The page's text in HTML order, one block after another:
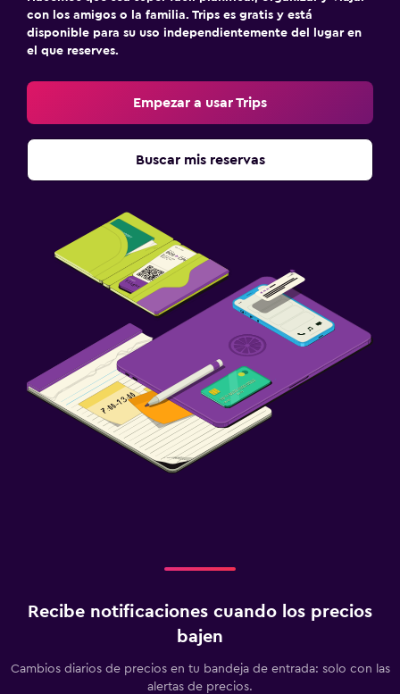
con los amigos o la familia. Trips es gratis y está
disponible para su uso independientemente del lugar en
el que reserves.
Empezar a usar Trips
Buscar mis reservas
Recibe notificaciones cuando los precios
bajen
Cambios diarios de precios en tu bandeja de entrada: solo con las
alertas de precios.